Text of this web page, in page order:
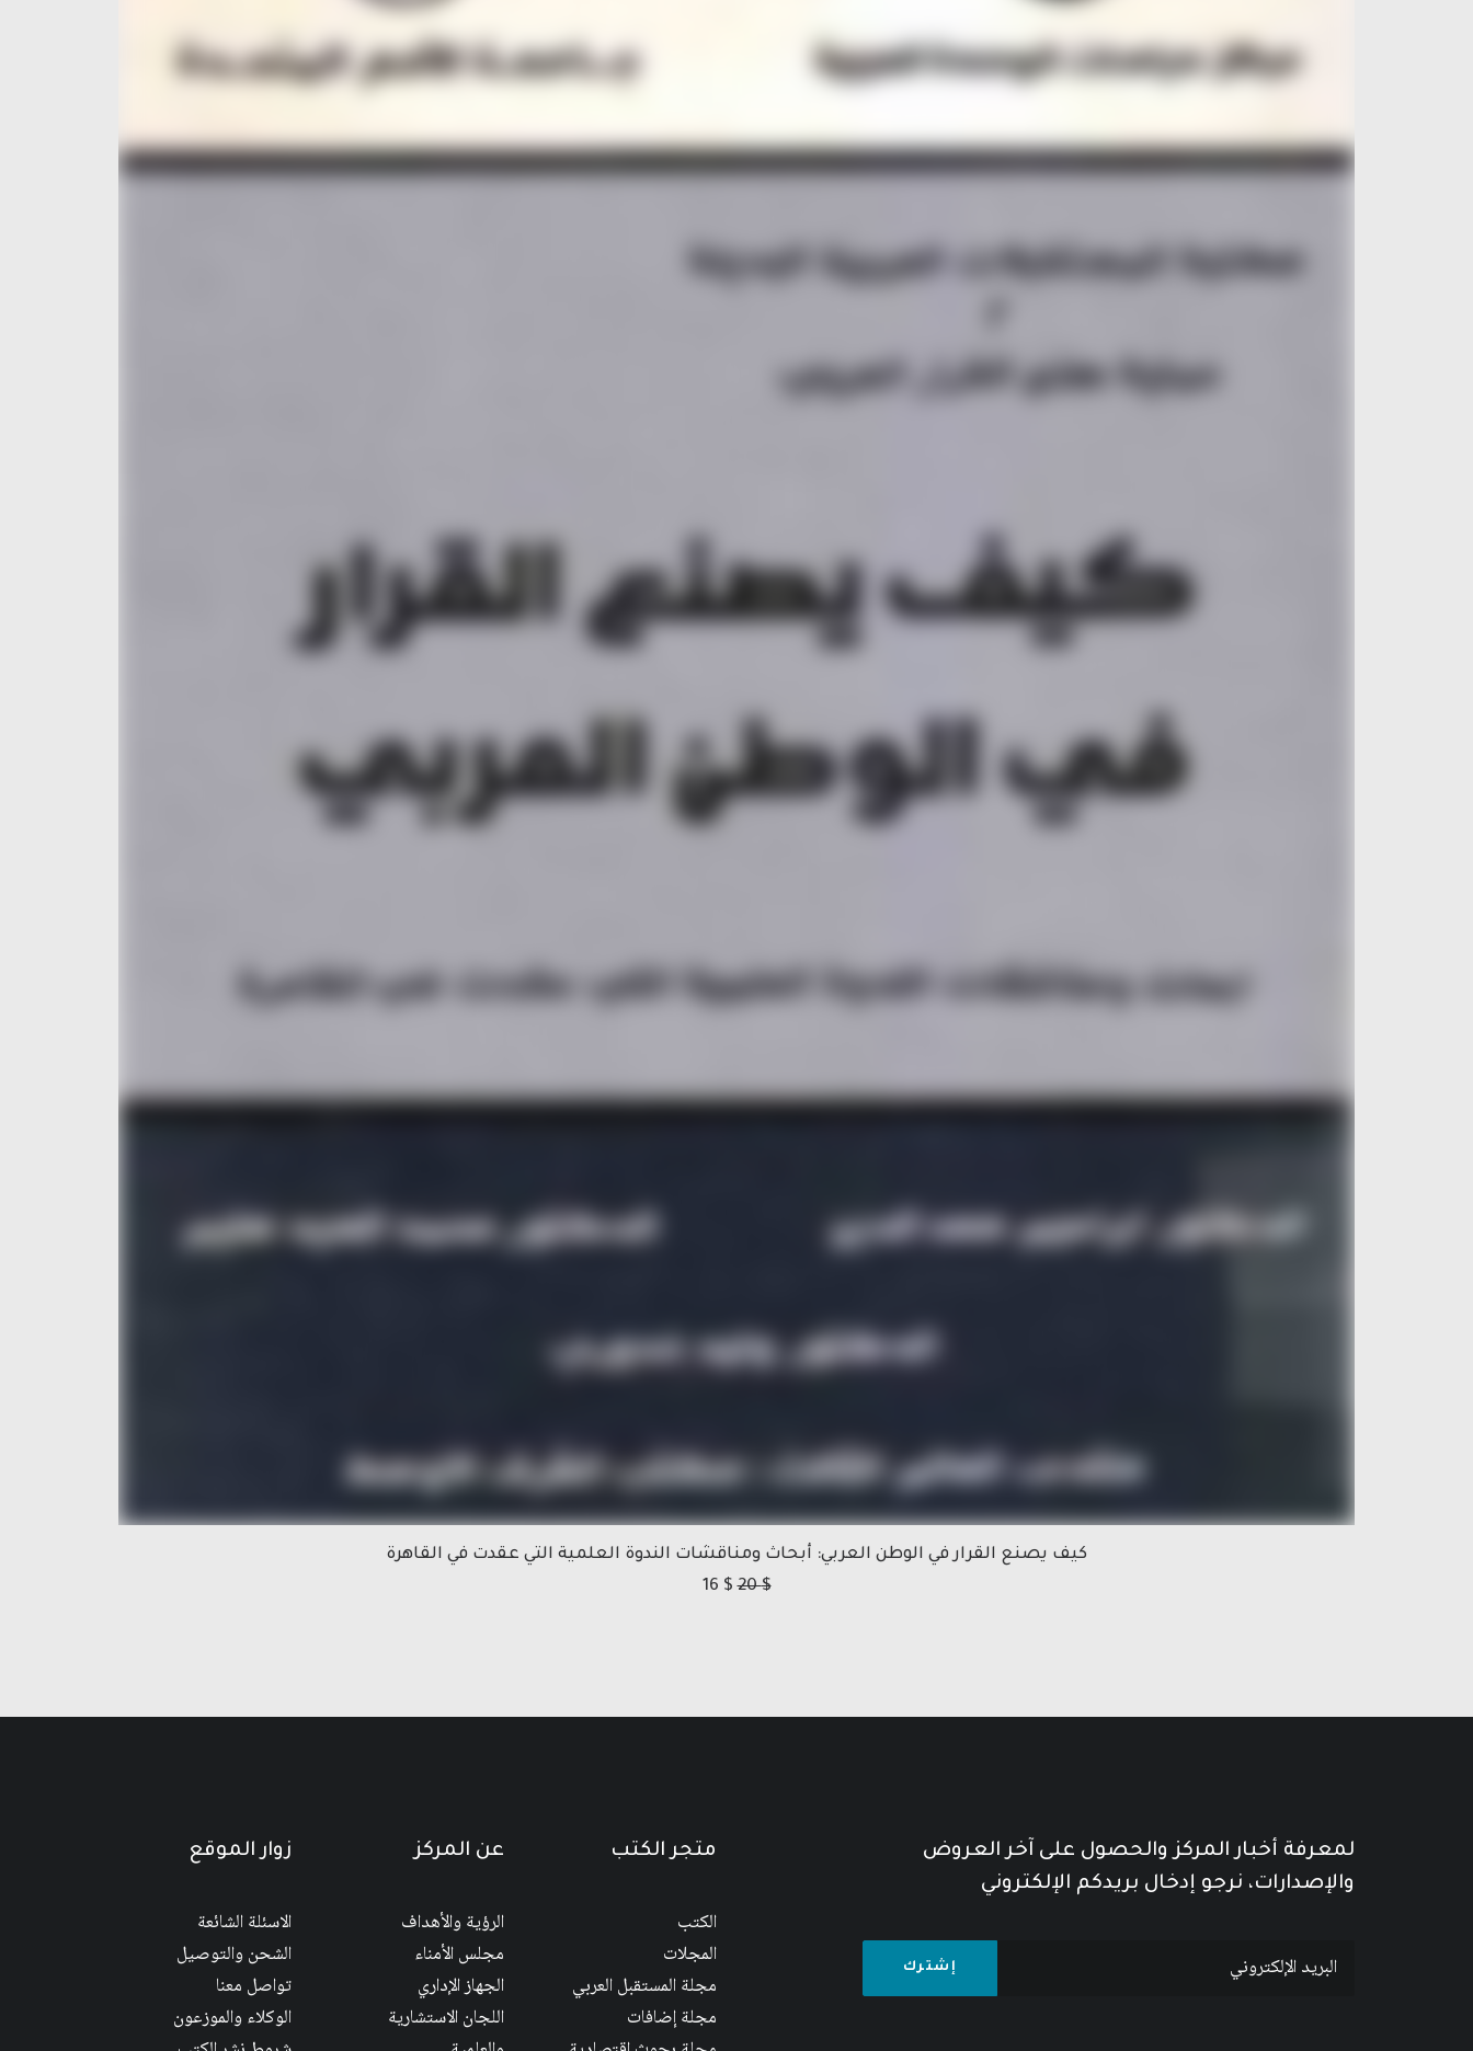
كيف يصنع القرار في الوطن العربي: أبحاث ومناقشات الندوة العلمية التي عقدت في القاهرة
20$
16 $
لمعرفة أخبار المركز والحصول على آخر العروض
والإصدارات، نرجو إدخال بريدكم الإلكتروني
متجر الكتب
الكتب
المجلات
مجلة المستقبل العربي
مجلة إضافات
عن المركز
الرؤية والأهداف
مجلس الأمناء
الجهاز الإداري
اللجان الاستشارية
زوار الموقع
الاسئلة الشائعة
الشحن والتوصيل
تواصل معنا
الوكلاء والموزعون